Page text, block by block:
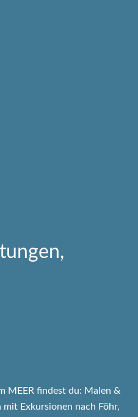
MEER findest du: Malen &
Exkursionen nach Föhr,